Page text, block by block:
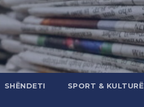
SHËNDETI SPORT & KULTURË